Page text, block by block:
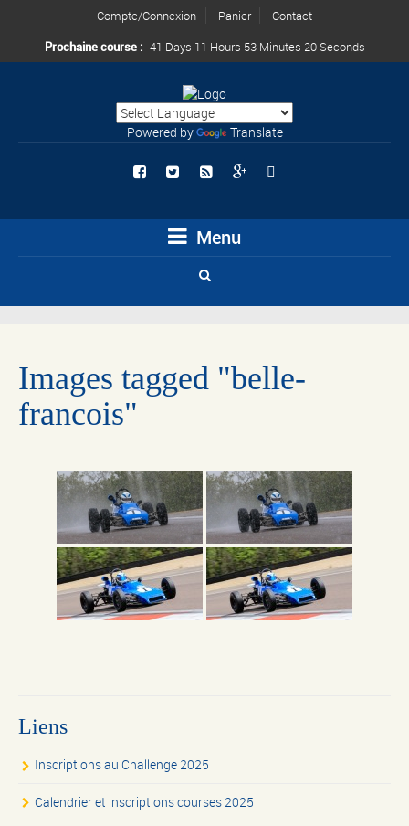
Compte/Connexion Panier
Contact
Prochaine course : 41 Days 11 Hours 53 Minutes 20 Seconds
Powered by Translate
Menu
Images tagged "belle-
francois"
Liens
Inscriptions au Challenge 2025
Calendrier et inscriptions courses 2025